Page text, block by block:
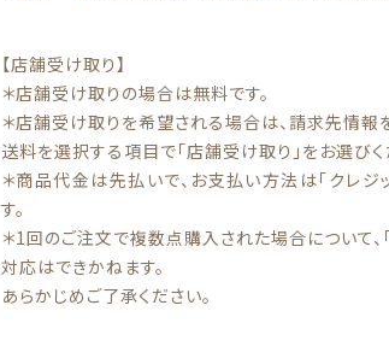
【店舗受け取り】
＊店舗受け取りの場合は無料です。
＊店舗受け取りを希望される場合は、請求先情報
送料を選択する項目で「店舗受け取り」をお選びく
＊商品代金は先払いで、お支払い方法は「クレジ
す。
＊1回のご注文で複数点購入された場合について
対応はできかねます。
あらかじめご了承ください。